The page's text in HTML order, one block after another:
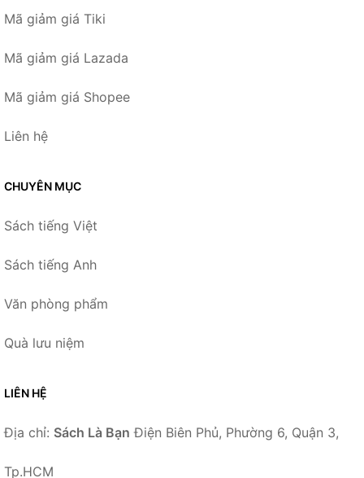
Mã giảm giá Tiki
Mã giảm giá Lazada
Mã giảm giá Shopee
Liên hệ
CHUYÊN MỤC
Sách tiếng Việt
Sách tiếng Anh
Văn phòng phẩm
Quà lưu niệm
LIÊN HỆ
Địa chỉ: Sách Là Bạn Điện Biên Phủ, Phường 6, Quận 3,
Tp.HCM